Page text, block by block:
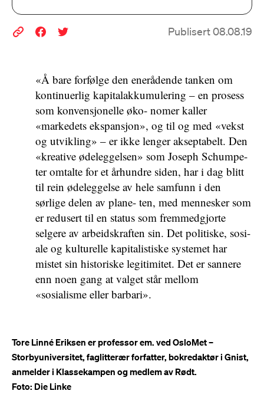
Publisert 08.08.19
«Å bare forfølge den enerådende tanken om
kontinuerlig kapitalakkumulering – en prosess
som konvensjonelle øko- nomer kaller
«markedets ekspansjon», og til og med «vekst
og utvikling» – er ikke lenger akseptabelt. Den
«kreative ødeleggelsen» som Joseph Schumpe-
ter omtalte for et århundre siden, har i dag blitt
til rein ødeleggelse av hele samfunn i den
sørlige delen av plane- ten, med mennesker som
er redusert til en status som fremmedgjorte
selgere av arbeidskraften sin. Det politiske, sosi-
ale og kulturelle kapitalistiske systemet har
mistet sin historiske legitimitet. Det er sannere
enn noen gang at valget står mellom
«sosialisme eller barbari».
Tore Linné Eriksen er professor em. ved OsloMet –
Storbyuniversitet, faglitterær forfatter, bokredaktør i Gnist,
anmelder i Klassekampen og medlem av Rødt.
Foto: Die Linke